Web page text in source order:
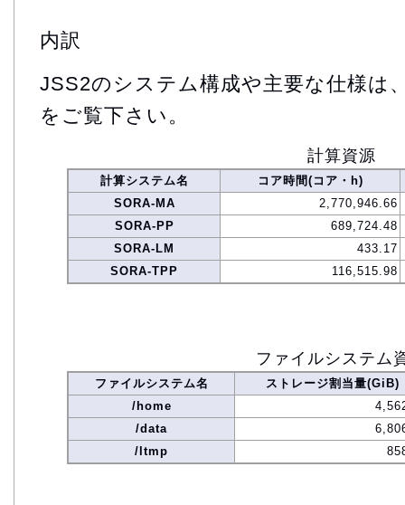
内訳
JSS2のシステム構成や主要な仕様は
をご覧下さい。
計算資源
計算システム名
コア時間(コア・h)
SORA-MA
2,770,946.66
SORA-PP
689,724.48
SORA-LM
433.17
SORA-TPP
116,515.98
ファイルシステム
ファイルシステム名
ストレージ割当量(GiB)
/home
/data
/ltmp